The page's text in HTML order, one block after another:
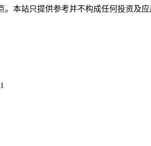
本站只提供参考并不构成任何投资及